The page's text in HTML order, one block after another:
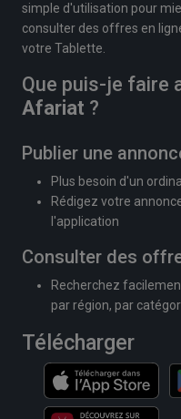
simple d'utilisation pour
consulter des offres en
votre Tablette.
Que puis-je faire
Afariat ?
Publier une
Plus besoin d'un
Rédigez votre
l'application
Consulter des
Recherchez
par région, par
Télécharger